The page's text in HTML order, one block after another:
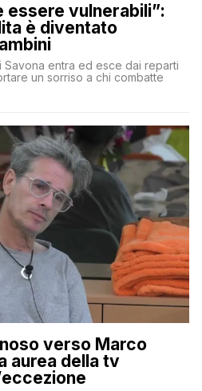
essere vulnerabili”:
è diventato
entra ed esce dai reparti
un sorriso a chi combatte
verso Marco
aurea della tv